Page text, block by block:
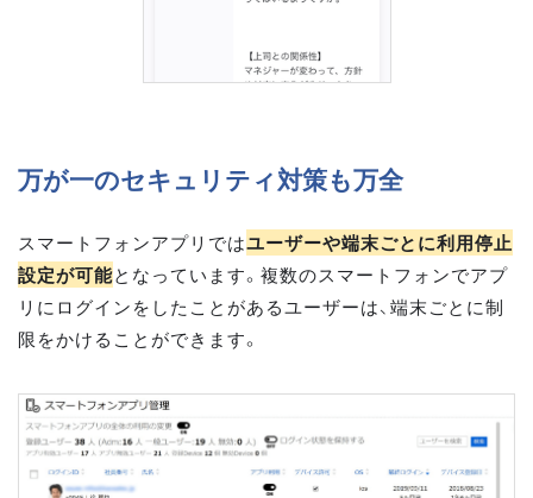
万が一のセキュリティ対策も万全
スマートフォンアプリではユーザーや端末ごとに利用停止
設定が可能となっています。複数のスマートフォンでアプ
リにログインをしたことがあるユーザーは、端末ごとに制
限をかけることができます。